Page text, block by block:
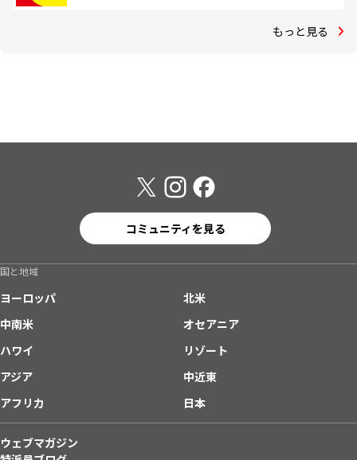
もっと見る
コミュニティを見る
国と地域
ヨーロッパ
北米
中南米
オセアニア
ハワイ
リゾート
アジア
中近東
アフリカ
日本
ウェブマガジン